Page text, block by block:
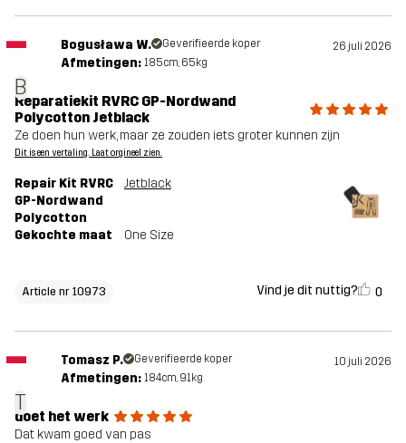
B
Bogusława W. Geverifieerde koper 26 juli 2026
Afmetingen: 185cm, 65kg
Reparatiekit RVRC GP-Nordwand
Polycotton Jetblack
Ze doen hun werk, maar ze zouden iets groter kunnen zijn
Dit is een vertaling. Laat orgineel zien.
Repair Kit RVRC
GP-Nordwand
Polycotton
Jetblack
Gekochte maat One Size
Article nr 10973 Vind je dit nuttig? 0
T
Tomasz P. Geverifieerde koper 10 juli 2026
Afmetingen: 184cm, 91kg
doet het werk
Dat kwam goed van pas